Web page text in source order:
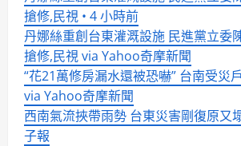
搶修,民視 • 4 小時前
丹娜絲重創台東灌溉設施 民進黨立委
搶修,民視 via Yahoo奇摩新聞
“花21萬修房漏水還被恐嚇” 台南受災
via Yahoo奇摩新聞
西南氣流挾帶雨勢 台東災害剛復原又
子報